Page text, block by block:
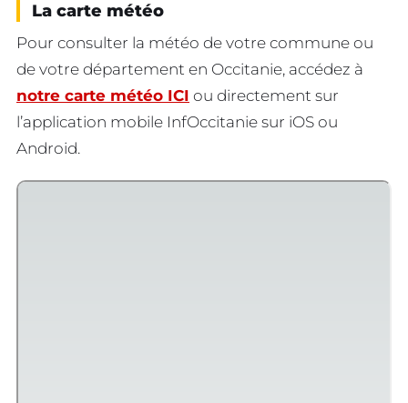
La carte météo
Pour consulter la météo de votre commune ou
de votre département en Occitanie, accédez à
notre carte météo ICI ou directement sur
l’application mobile InfOccitanie sur iOS ou
Android.